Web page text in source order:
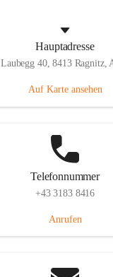
Hauptadresse
Laubegg 40, 8413 Ragnitz,
Auf Karte ansehen
Telefonnummer
+43 3183 8416
Anrufen